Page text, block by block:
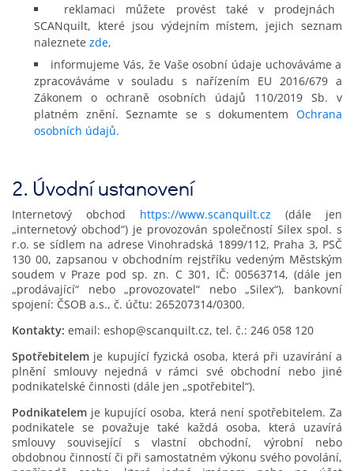
reklamaci můžete provést také v prodejnách
SCANquilt, které jsou výdejním místem, jejich seznam
naleznete zde,
informujeme Vás, že Vaše osobní údaje uchováváme a
zpracováváme v souladu s nařízením EU 2016/679 a
Zákonem o ochraně osobních údajů 110/2019 Sb. v
platném znění. Seznamte se s dokumentem Ochrana
osobních údajů.
2. Úvodní ustanovení
Internetový obchod https://www.scanquilt.cz (dále jen
„internetový obchod“) je provozován společností Silex spol. s
r.o. se sídlem na adrese Vinohradská 1899/112, Praha 3, PSČ
130 00, zapsanou v obchodním rejstříku vedeným Městským
soudem v Praze pod sp. zn. C 301, IČ: 00563714, (dále jen
„prodávající“ nebo „provozovatel“ nebo „Silex“), bankovní
spojení: ČSOB a.s., č. účtu: 265207314/0300.
Kontakty: email: eshop@scanquilt.cz, tel. č.: 246 058 120
Spotřebitelem je kupující fyzická osoba, která při uzavírání a
plnění smlouvy nejedná v rámci své obchodní nebo jiné
podnikatelské činnosti (dále jen „spotřebitel“).
Podnikatelem je kupující osoba, která není spotřebitelem. Za
podnikatele se považuje také každá osoba, která uzavírá
smlouvy související s vlastní obchodní, výrobní nebo
obdobnou činností či při samostatném výkonu svého povolání,